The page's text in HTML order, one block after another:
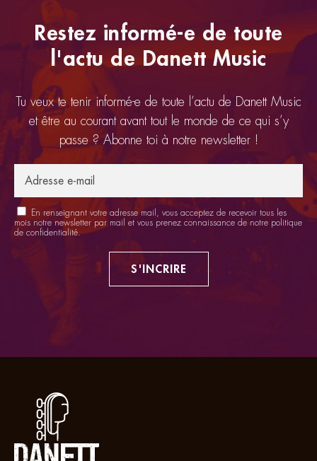
Restez informé-e de toute
l'actu de Danett Music
Tu veux te tenir informé-e de toute l’actu de Danett Music
et être au courant avant tout le monde de ce qui s’y
passe ? Abonne toi à notre newsletter !
En renseignant votre adresse mail, vous acceptez de recevoir tous les
mois notre newsletter par mail et vous prenez connaissance de notre politique
de confidentialité.
S'INCRIRE